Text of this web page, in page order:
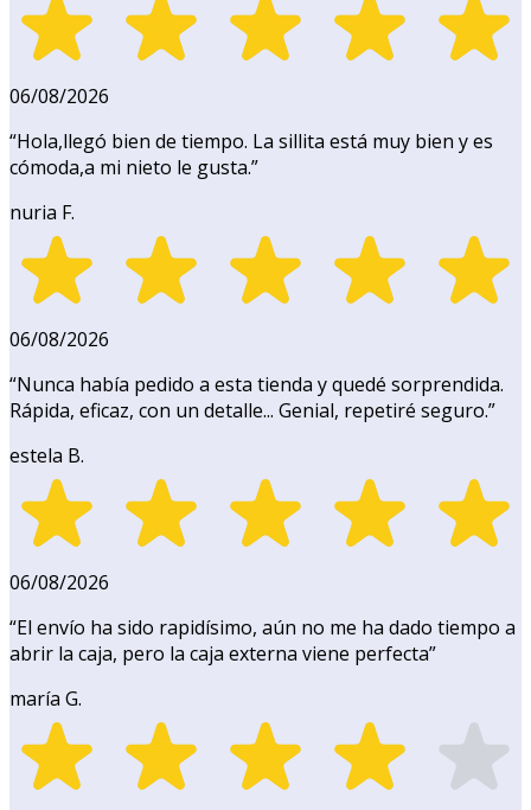
06/08/2026
“Hola,llegó bien de tiempo. La sillita está muy bien y es
cómoda,a mi nieto le gusta.”
nuria F.
06/08/2026
“Nunca había pedido a esta tienda y quedé sorprendida.
Rápida, eficaz, con un detalle... Genial, repetiré seguro.”
estela B.
06/08/2026
“El envío ha sido rapidísimo, aún no me ha dado tiempo a
abrir la caja, pero la caja externa viene perfecta”
maría G.